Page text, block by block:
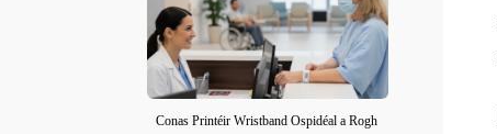
Conas Printéir Wristband Ospidéal a Rogh